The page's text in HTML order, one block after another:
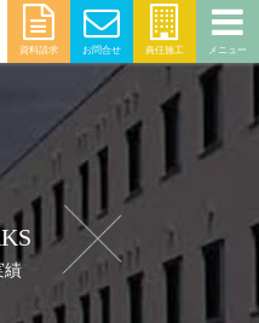
資料請求 お問合せ 責任施工 メニュー
績